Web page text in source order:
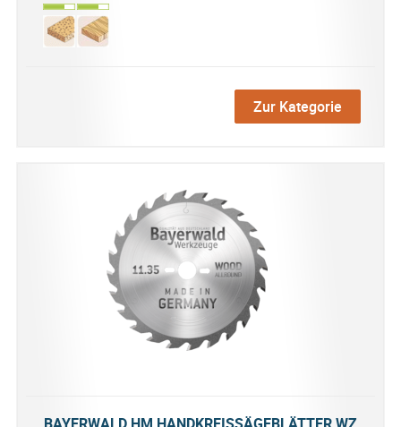
Zur Kategorie
BAYERWALD HM HANDKREISSÄGEBLÄTTER WZ